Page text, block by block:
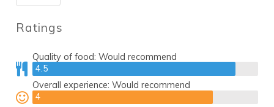
Ratings
Quality of food:Would recommend
4.5
4.5
Overall experience:Would recommend
4
4